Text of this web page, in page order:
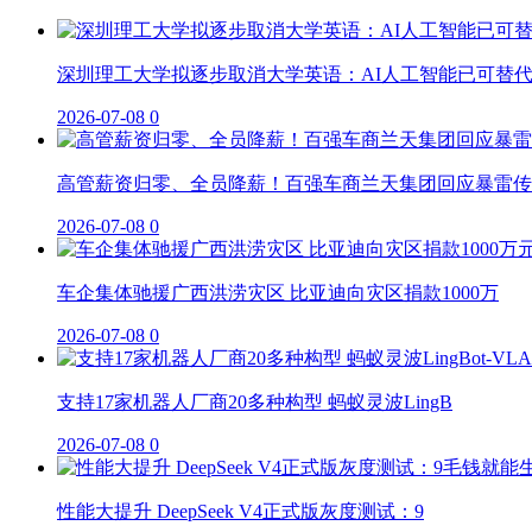
深圳理工大学拟逐步取消大学英语：AI人工智能已可替代
2026-07-08 0
高管薪资归零、全员降薪！百强车商兰天集团回应暴雷
2026-07-08 0
车企集体驰援广西洪涝灾区 比亚迪向灾区捐款1000万
2026-07-08 0
支持17家机器人厂商20多种构型 蚂蚁灵波LingB
2026-07-08 0
性能大提升 DeepSeek V4正式版灰度测试：9